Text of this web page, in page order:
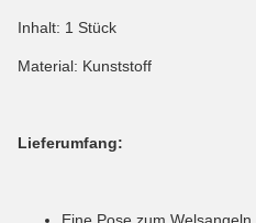
Inhalt: 1 Stück
Material: Kunststoff
Lieferumfang:
Eine Pose zum